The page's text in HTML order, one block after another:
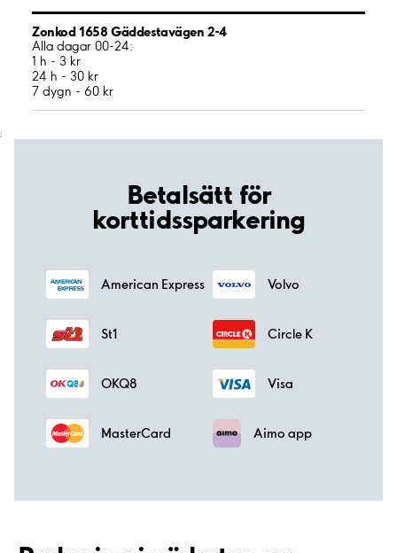
Zonkod 1658 Gäddestavägen 2-4
Alla dagar 00-24:
1 h - 3 kr
24 h - 30 kr
7 dygn - 60 kr
;
Betalsätt för
korttidssparkering
American Express Volvo
St1 Circle K
OKQ8 Visa
MasterCard Aimo app